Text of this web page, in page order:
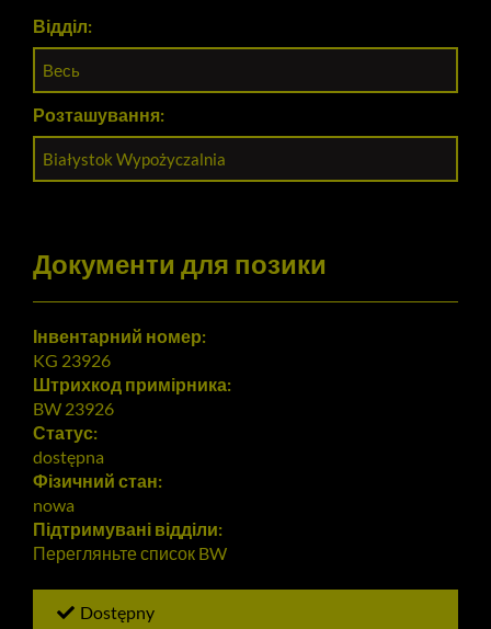
Відділ:
Весь
Розташування:
Białystok Wypożyczalnia
Документи для позики
Інвентарний номер:
KG 23926
Штрихкод примірника:
BW 23926
Статус:
dostępna
Фізичний стан:
nowa
Підтримувані відділи:
Перегляньте список BW
Dostępny